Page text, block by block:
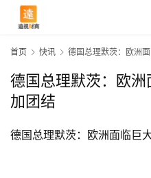
首页 快讯 德国总理默茨：欧洲
德国总理默茨：欧
加团结
德国总理默茨：欧洲面临巨